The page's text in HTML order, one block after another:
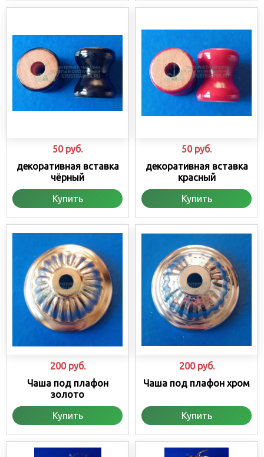
50 руб.
декоративная вставка
чёрный
Купить
50 руб.
декоративная вставка
красный
Купить
200 руб.
Чаша под плафон
золото
Купить
200 руб.
Чаша под плафон хром
Купить